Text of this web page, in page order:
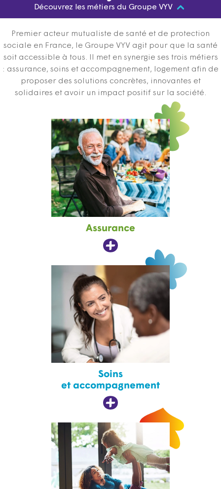
Découvrez les métiers du Groupe VYV
Premier acteur mutualiste de santé et de protection
sociale en France, le Groupe VYV agit pour que la santé
soit accessible à tous. Il met en synergie ses trois métiers
: assurance, soins et accompagnement, logement afin de
proposer des solutions concrètes, innovantes et
solidaires et avoir un impact positif sur la société.
Assurance
Soins
et accompagnement